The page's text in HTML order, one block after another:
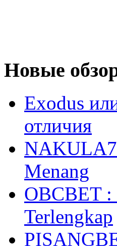
Новые
Exodus
отличия
Menang
OBCBET
Terlengkap